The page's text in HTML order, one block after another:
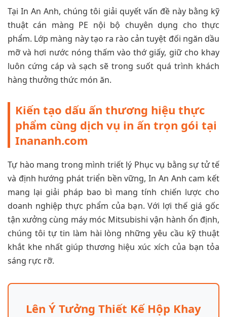
Tại In An Anh, chúng tôi giải quyết vấn đề này bằng kỹ
thuật cán màng PE nội bộ chuyên dụng cho thực
phẩm. Lớp màng này tạo ra rào cản tuyệt đối ngăn dầu
mỡ và hơi nước nóng thấm vào thớ giấy, giữ cho khay
luôn cứng cáp và sạch sẽ trong suốt quá trình khách
hàng thưởng thức món ăn.
Kiến tạo dấu ấn thương hiệu thực
phẩm cùng dịch vụ in ấn trọn gói tại
Inananh.com
Tự hào mang trong mình triết lý Phục vụ bằng sự tử tế
và định hướng phát triển bền vững, In An Anh cam kết
mang lại giải pháp bao bì mang tính chiến lược cho
doanh nghiệp thực phẩm của bạn. Với lợi thế giá gốc
tận xưởng cùng máy móc Mitsubishi vận hành ổn định,
chúng tôi tự tin làm hài lòng những yêu cầu kỹ thuật
khắt khe nhất giúp thương hiệu xúc xích của bạn tỏa
sáng rực rỡ.
Lên Ý Tưởng Thiết Kế Hộp Khay